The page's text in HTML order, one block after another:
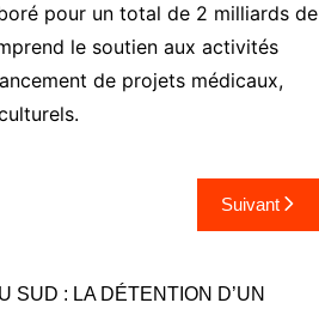
pour un total de 2 milliards de
le soutien aux activités
de projets médicaux,
Suivant